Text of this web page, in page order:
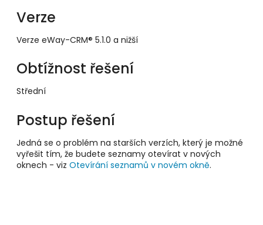
Verze
Verze eWay-CRM® 5.1.0 a nižší
Obtížnost řešení
Střední
Postup řešení
Jedná se o problém na starších verzích, který je možné
vyřešit tím, že budete seznamy otevírat v nových
oknech - viz Otevírání seznamů v novém okně.